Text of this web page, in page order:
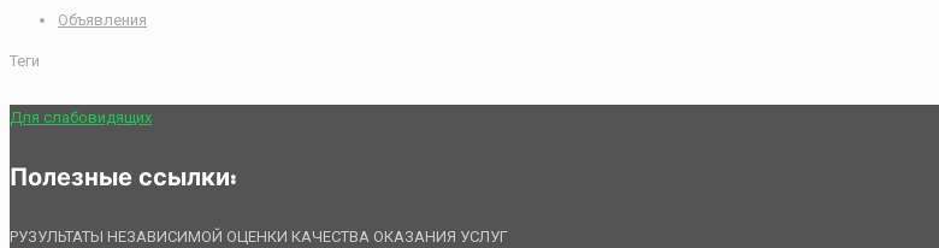
Объявления
Теги
Для слабовидящих
Полезные ссылки:
РУЗУЛЬТАТЫ НЕЗАВИСИМОЙ ОЦЕНКИ КАЧЕСТВА ОКАЗАНИЯ УСЛУГ